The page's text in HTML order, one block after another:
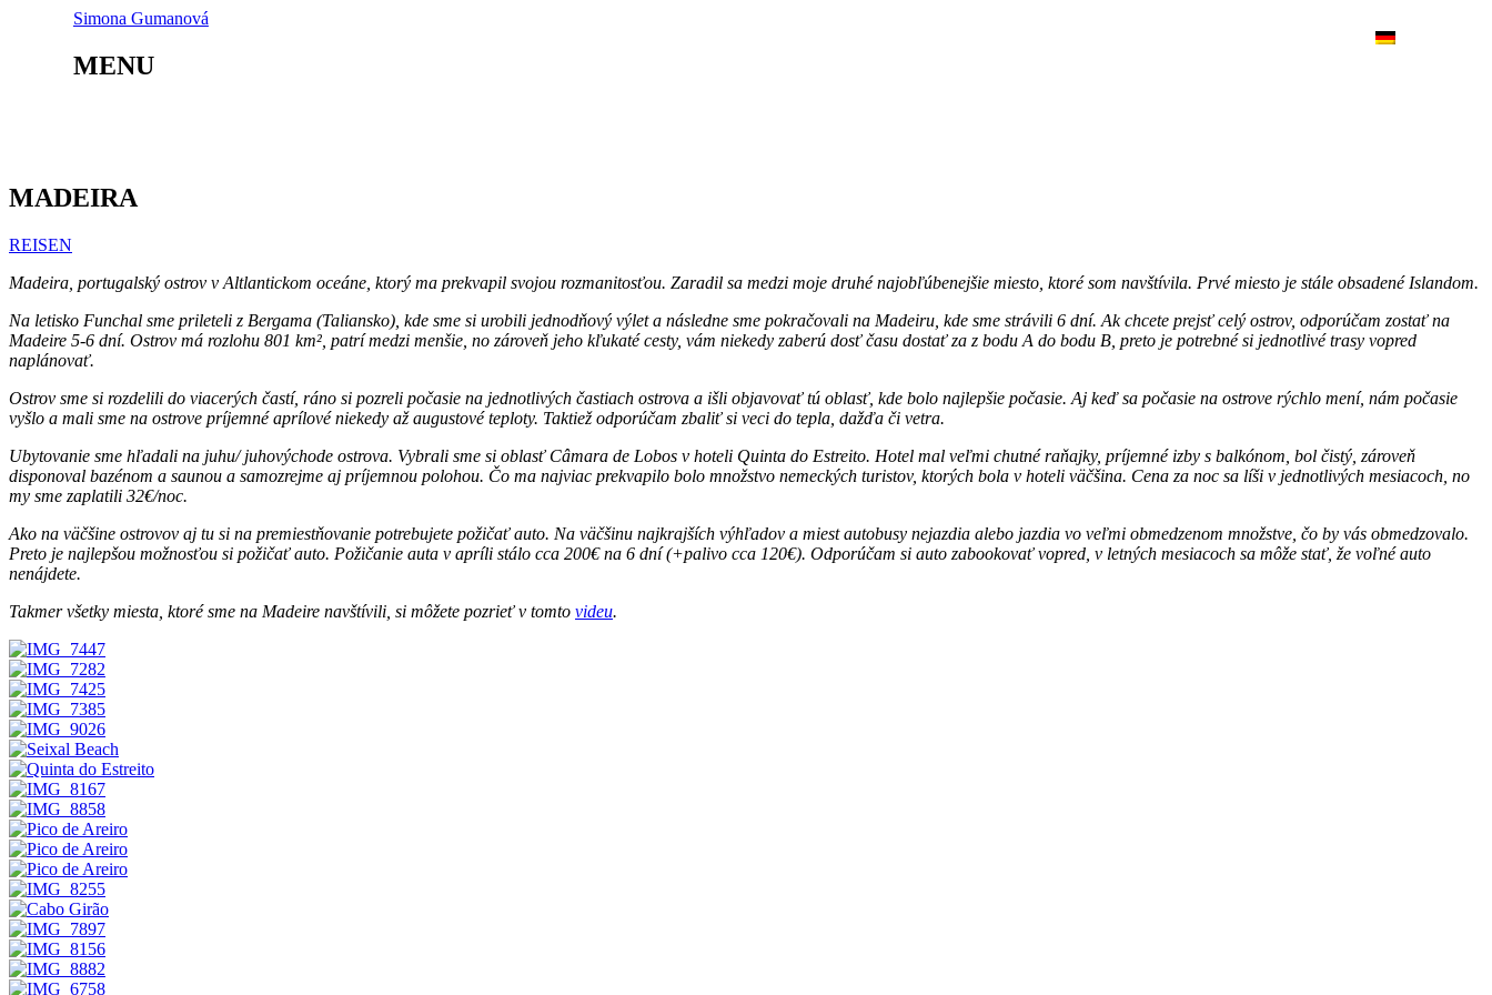
MADEIRA
–
Simona
Simona Gumanová
DE
MENU
MADEIRA
REISEN
Madeira, portugalský ostrov v Altlantickom oceáne, ktorý ma prekvapil svojou rozmanitosťou. Zaradil sa medzi moje druhé najobľúbenejšie miesto, ktoré som navštívila. Prvé miesto je stále obsadené Islandom.
Na letisko Funchal sme prileteli z Bergama (Taliansko), kde sme si urobili jednodňový výlet a následne sme pokračovali na Madeiru, kde sme strávili 6 dní. Ak chcete prejsť celý ostrov, odporúčam zostať na
Madeire 5-6 dní. Ostrov má rozlohu 801 km², patrí medzi menšie, no zároveň jeho kľukaté cesty, vám niekedy zaberú dosť času dostať za z bodu A do bodu B, preto je potrebné si jednotlivé trasy vopred
naplánovať.
Ostrov sme si rozdelili do viacerých častí, ráno si pozreli počasie na jednotlivých častiach ostrova a išli objavovať tú oblasť, kde bolo najlepšie počasie. Aj keď sa počasie na ostrove rýchlo mení, nám počasie
vyšlo a mali sme na ostrove príjemné aprílové niekedy až augustové teploty. Taktiež odporúčam zbaliť si veci do tepla, dažďa či vetra.
Ubytovanie sme hľadali na juhu/ juhovýchode ostrova. Vybrali sme si oblasť Câmara de Lobos v hoteli Quinta do Estreito. Hotel mal veľmi chutné raňajky, príjemné izby s balkónom, bol čistý, zároveň
disponoval bazénom a saunou a samozrejme aj príjemnou polohou. Čo ma najviac prekvapilo bolo množstvo nemeckých turistov, ktorých bola v hoteli väčšina. Cena za noc sa líši v jednotlivých mesiacoch, no
my sme zaplatili 32€/noc.
Ako na väčšine ostrovov aj tu si na premiestňovanie potrebujete požičať auto. Na väčšinu najkrajších výhľadov a miest autobusy nejazdia alebo jazdia vo veľmi obmedzenom množstve, čo by vás obmedzovalo.
Preto je najlepšou možnosťou si požičať auto. Požičanie auta v apríli stálo cca 200€ na 6 dní (+palivo cca 120€). Odporúčam si auto zabookovať vopred, v letných mesiacoch sa môže stať, že voľné auto
nenájdete.
Takmer všetky miesta, ktoré sme na Madeire navštívili, si môžete pozrieť v tomto videu.